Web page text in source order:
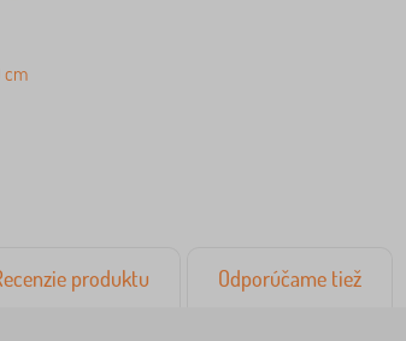
cm
produktu Odporúčame tiež